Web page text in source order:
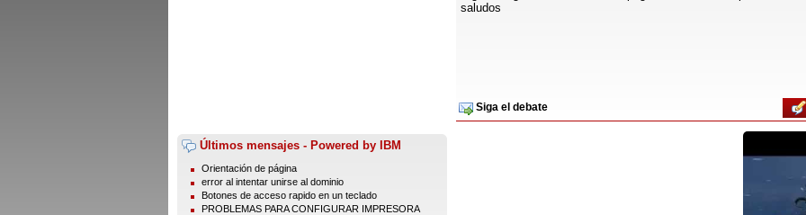
Últimos mensajes - Powered by IBM
Orientación de página
error al intentar unirse al dominio
Botones de acceso rapido en un teclado
PROBLEMAS PARA CONFIGURAR IMPRESORA
saludos
Siga el debate